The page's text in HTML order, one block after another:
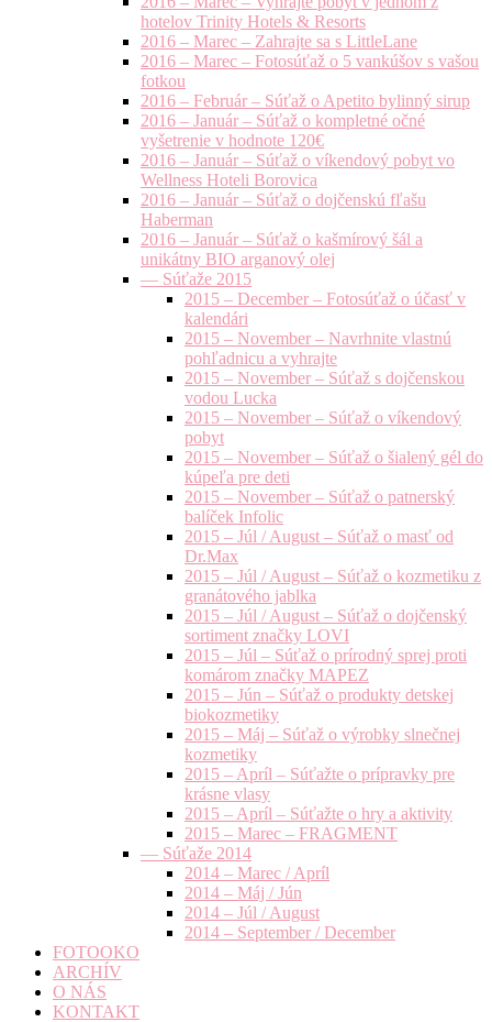
hotelov Trinity Hotels & Resorts
2016 – Marec – Zahrajte sa s LittleLane
2016 – Marec – Fotosúťaž o 5 vankúšov s vašou
fotkou
2016 – Február – Súťaž o Apetito bylinný sirup
2016 – Január – Súťaž o kompletné očné
vyšetrenie v hodnote 120€
2016 – Január – Súťaž o víkendový pobyt vo
Wellness Hoteli Borovica
2016 – Január – Súťaž o dojčenskú fľašu
Haberman
2016 – Január – Súťaž o kašmírový šál a
unikátny BIO arganový olej
— Súťaže 2015
2015 – December – Fotosúťaž o účasť v
kalendári
2015 – November – Navrhnite vlastnú
pohľadnicu a vyhrajte
2015 – November – Súťaž s dojčenskou
vodou Lucka
2015 – November – Súťaž o víkendový
pobyt
2015 – November – Súťaž o šialený gél do
kúpeľa pre deti
2015 – November – Súťaž o patnerský
balíček Infolic
2015 – Júl / August – Súťaž o masť od
Dr.Max
2015 – Júl / August – Súťaž o kozmetiku z
granátového jablka
2015 – Júl / August – Súťaž o dojčenský
sortiment značky LOVI
2015 – Júl – Súťaž o prírodný sprej proti
komárom značky MAPEZ
2015 – Jún – Súťaž o produkty detskej
biokozmetiky
2015 – Máj – Súťaž o výrobky slnečnej
kozmetiky
2015 – Apríl – Súťažte o prípravky pre
krásne vlasy
2015 – Apríl – Súťažte o hry a aktivity
2015 – Marec – FRAGMENT
— Súťaže 2014
2014 – Marec / Apríl
2014 – Máj / Jún
2014 – Júl / August
2014 – September / December
FOTOOKO
ARCHÍV
O NÁS
KONTAKT